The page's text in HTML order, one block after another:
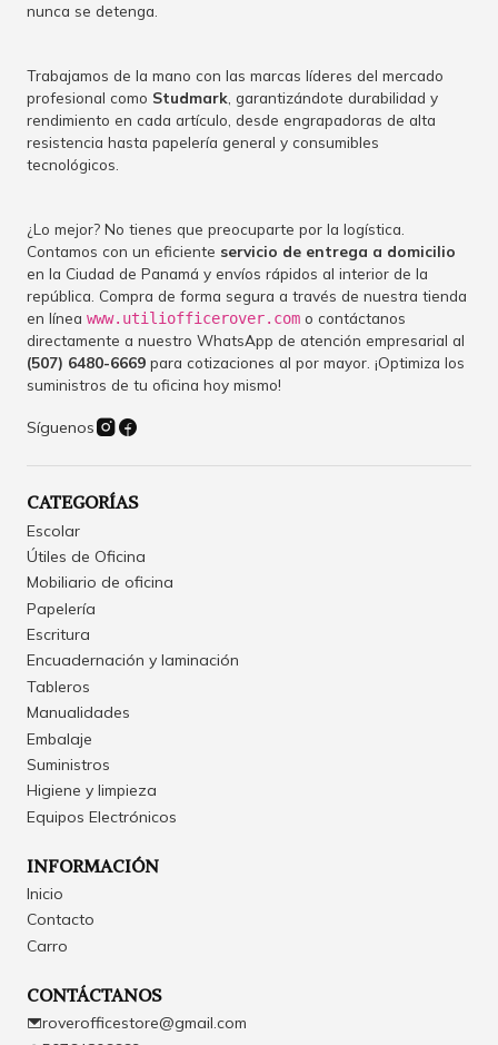
nunca se detenga.
Trabajamos de la mano con las marcas líderes del mercado
profesional como Studmark , garantizándote durabilidad y
rendimiento en cada artículo, desde engrapadoras de alta
resistencia hasta papelería general y consumibles
tecnológicos.
¿Lo mejor? No tienes que preocuparte por la logística.
Contamos con un eficiente servicio de entrega a domicilio
en la Ciudad de Panamá y envíos rápidos al interior de la
república. Compra de forma segura a través de nuestra tienda
en línea www.utiliofficerover.com o contáctanos
directamente a nuestro WhatsApp de atención empresarial al
(507) 6480-6669 para cotizaciones al por mayor. ¡Optimiza los
suministros de tu oficina hoy mismo!
Síguenos
CATEGORÍAS
Escolar
Útiles de Oficina
Mobiliario de oficina
Papelería
Escritura
Encuadernación y laminación
Tableros
Manualidades
Embalaje
Suministros
Higiene y limpieza
Equipos Electrónicos
INFORMACIÓN
Inicio
Contacto
Carro
CONTÁCTANOS
roverofficestore@gmail.com